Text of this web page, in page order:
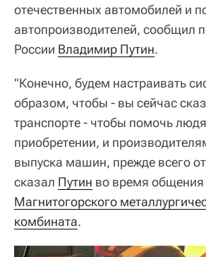
отечественных автомобилей и
автопроизводителей, сообщил
России Владимир Путин.
"Конечно, будем настраивать
образом, чтобы - вы сейчас
транспорте - чтобы помочь
приобретении, и
выпуска машин, прежде всего
сказал Путин во время общения
Магнитогорского
комбината.